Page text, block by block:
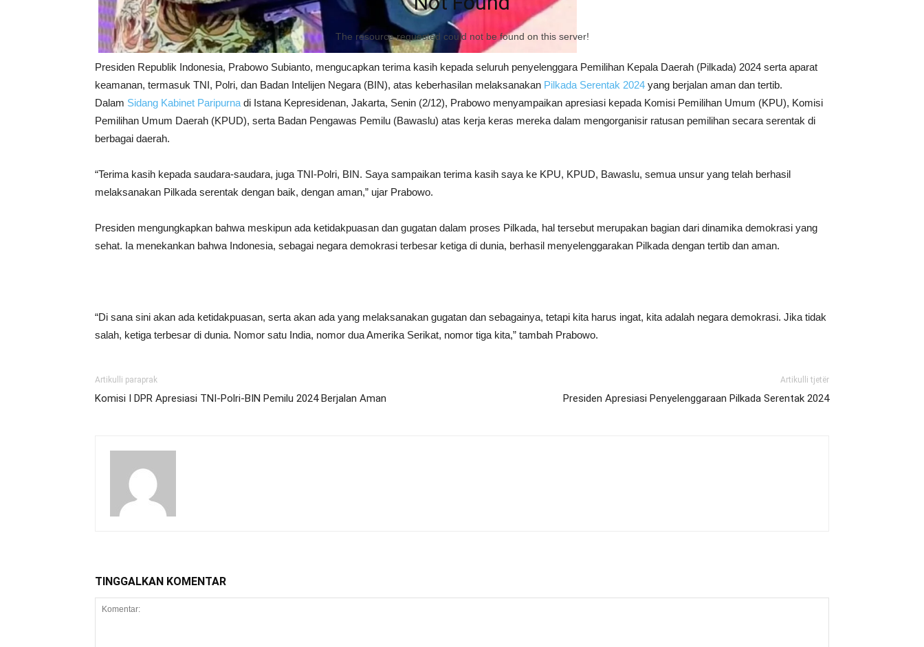
Presiden Republik Indonesia, Prabowo Subianto, mengucapkan terima kasih kepada seluruh penyelenggara Pemilihan Kepala Daerah (Pilkada) 2024 serta aparat
keamanan, termasuk TNI, Polri, dan Badan Intelijen Negara (BIN), atas keberhasilan melaksanakan Pilkada Serentak 2024 yang berjalan aman dan tertib.
Dalam Sidang Kabinet Paripurna di Istana Kepresidenan, Jakarta, Senin (2/12), Prabowo menyampaikan apresiasi kepada Komisi Pemilihan Umum (KPU), Komisi
Pemilihan Umum Daerah (KPUD), serta Badan Pengawas Pemilu (Bawaslu) atas kerja keras mereka dalam mengorganisir ratusan pemilihan secara serentak di
berbagai daerah.
“Terima kasih kepada saudara-saudara, juga TNI-Polri, BIN. Saya sampaikan terima kasih saya ke KPU, KPUD, Bawaslu, semua unsur yang telah berhasil
melaksanakan Pilkada serentak dengan baik, dengan aman,” ujar Prabowo.
Presiden mengungkapkan bahwa meskipun ada ketidakpuasan dan gugatan dalam proses Pilkada, hal tersebut merupakan bagian dari dinamika demokrasi yang
sehat. Ia menekankan bahwa Indonesia, sebagai negara demokrasi terbesar ketiga di dunia, berhasil menyelenggarakan Pilkada dengan tertib dan aman.
“Di sana sini akan ada ketidakpuasan, serta akan ada yang melaksanakan gugatan dan sebagainya, tetapi kita harus ingat, kita adalah negara demokrasi. Jika tidak
salah, ketiga terbesar di dunia. Nomor satu India, nomor dua Amerika Serikat, nomor tiga kita,” tambah Prabowo.
Artikulli paraprak
Komisi I DPR Apresiasi TNI-Polri-BIN Pemilu 2024 Berjalan Aman
Artikulli tjetër
Presiden Apresiasi Penyelenggaraan Pilkada Serentak 2024
TINGGALKAN KOMENTAR
The resource requested could not be found on this server!